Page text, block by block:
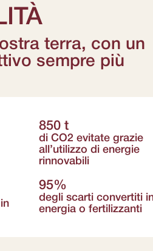
terra, con un
sempre più
850 t
di CO2 evitate grazie
all’utilizzo di energie
rinnovabili
95%
degli scarti convertiti
energia o fertilizzanti